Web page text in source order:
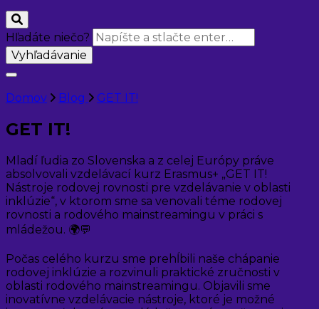
Hľadáte niečo?
Domov Blog GET IT!
GET IT!
Mladí ľudia zo Slovenska a z celej Európy práve
absolvovali vzdelávací kurz Erasmus+ „GET IT!
Nástroje rodovej rovnosti pre vzdelávanie v oblasti
inklúzie“, v ktorom sme sa venovali téme rodovej
rovnosti a rodového mainstreamingu v práci s
mládežou. 🌍💬
Počas celého kurzu sme prehĺbili naše chápanie
rodovej inklúzie a rozvinuli praktické zručnosti v
oblasti rodového mainstreamingu. Objavili sme
inovatívne vzdelávacie nástroje, ktoré je možné